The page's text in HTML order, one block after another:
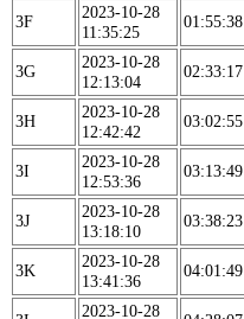
3F
2023-10-28
11:35:25
01:55:38
3G
2023-10-28
12:13:04
02:33:17
3H
2023-10-28
12:42:42
03:02:55
3I
2023-10-28
12:53:36
03:13:49
3J
2023-10-28
13:18:10
03:38:23
3K
2023-10-28
13:41:36
04:01:49
2023-10-28